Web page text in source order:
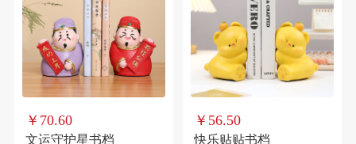
￥70.60
文运守护星书档
￥56.50
快乐贴贴书档